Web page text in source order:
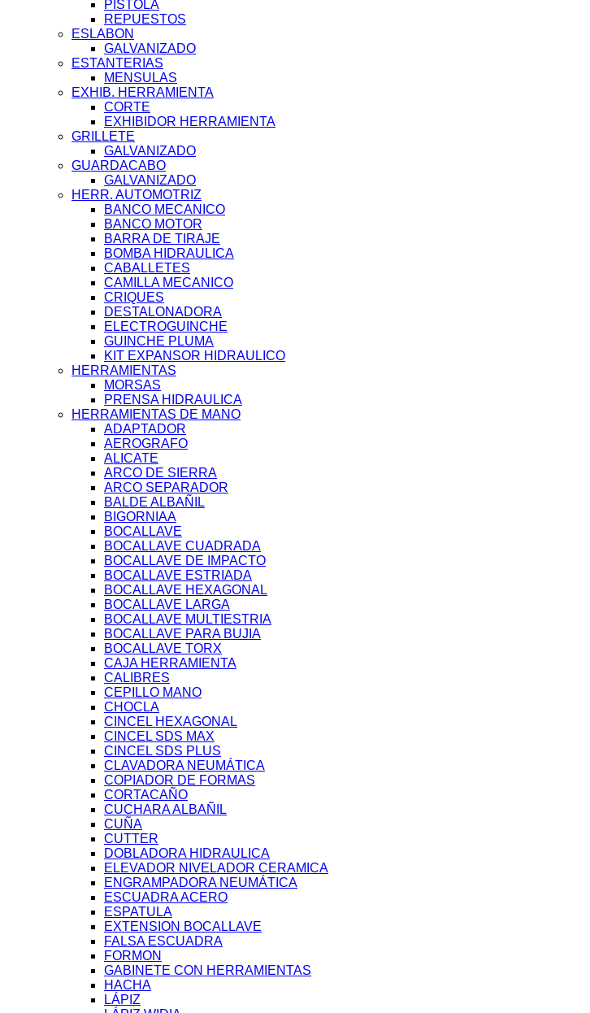
PISTOLA
REPUESTOS
ESLABON
GALVANIZADO
ESTANTERIAS
MENSULAS
EXHIB. HERRAMIENTA
CORTE
EXHIBIDOR HERRAMIENTA
GRILLETE
GALVANIZADO
GUARDACABO
GALVANIZADO
HERR. AUTOMOTRIZ
BANCO MECANICO
BANCO MOTOR
BARRA DE TIRAJE
BOMBA HIDRAULICA
CABALLETES
CAMILLA MECANICO
CRIQUES
DESTALONADORA
ELECTROGUINCHE
GUINCHE PLUMA
KIT EXPANSOR HIDRAULICO
HERRAMIENTAS
MORSAS
PRENSA HIDRAULICA
HERRAMIENTAS DE MANO
ADAPTADOR
AEROGRAFO
ALICATE
ARCO DE SIERRA
ARCO SEPARADOR
BALDE ALBAÑIL
BIGORNIAA
BOCALLAVE
BOCALLAVE CUADRADA
BOCALLAVE DE IMPACTO
BOCALLAVE ESTRIADA
BOCALLAVE HEXAGONAL
BOCALLAVE LARGA
BOCALLAVE MULTIESTRIA
BOCALLAVE PARA BUJIA
BOCALLAVE TORX
CAJA HERRAMIENTA
CALIBRES
CEPILLO MANO
CHOCLA
CINCEL HEXAGONAL
CINCEL SDS MAX
CINCEL SDS PLUS
CLAVADORA NEUMÁTICA
COPIADOR DE FORMAS
CORTACAÑO
CUCHARA ALBAÑIL
CUÑA
CUTTER
DOBLADORA HIDRAULICA
ELEVADOR NIVELADOR CERAMICA
ENGRAMPADORA NEUMÁTICA
ESCUADRA ACERO
ESPATULA
EXTENSION BOCALLAVE
FALSA ESCUADRA
FORMON
GABINETE CON HERRAMIENTAS
HACHA
LÁPIZ